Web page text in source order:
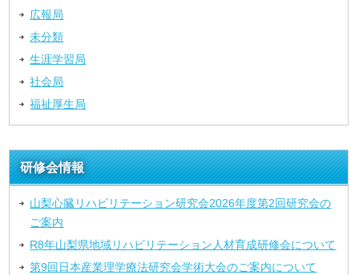
広報局
未分類
生涯学習局
社会局
福祉厚生局
研修会情報
山梨心臓リハビリテーション研究会2026年度第2回研究会の
ご案内
R8年山梨県地域リハビリテーション人材育成研修会について
第9回日本産業理学療法研究会学術大会のご案内について